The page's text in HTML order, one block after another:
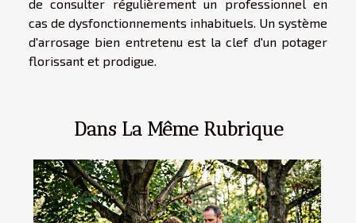
de consulter régulièrement un professionnel en
cas de dysfonctionnements inhabituels. Un système
d'arrosage bien entretenu est la clef d'un potager
florissant et prodigue.
Dans La Même Rubrique